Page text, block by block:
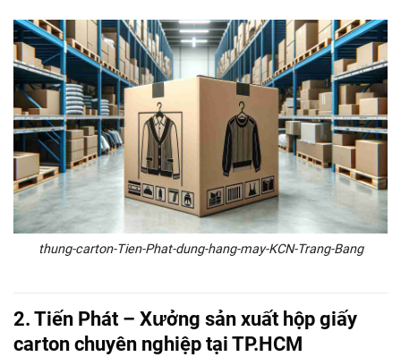
thung-carton-Tien-Phat-dung-hang-may-KCN-Trang-Bang
2. Tiến Phát – Xưởng sản xuất hộp giấy
carton chuyên nghiệp tại TP.HCM